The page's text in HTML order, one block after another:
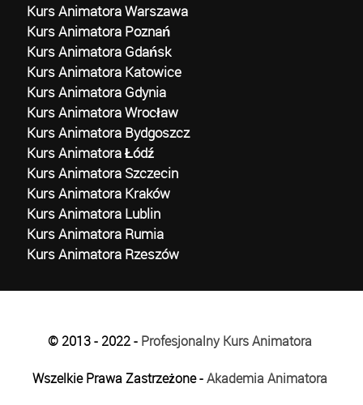
Kurs Animatora Warszawa
Kurs Animatora Poznań
Kurs Animatora Gdańsk
Kurs Animatora Katowice
Kurs Animatora Gdynia
Kurs Animatora Wrocław
Kurs Animatora Bydgoszcz
Kurs Animatora Łódź
Kurs Animatora Szczecin
Kurs Animatora Kraków
Kurs Animatora Lublin
Kurs Animatora Rumia
Kurs Animatora Rzeszów
© 2013 - 2022 - Profesjonalny Kurs Animatora
Wszelkie Prawa Zastrzeżone -Akademia Animatora